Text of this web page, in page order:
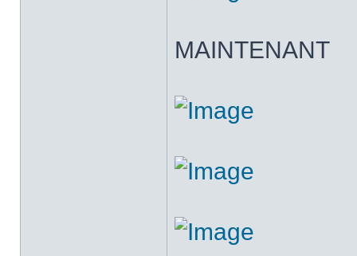
MAINTENANT